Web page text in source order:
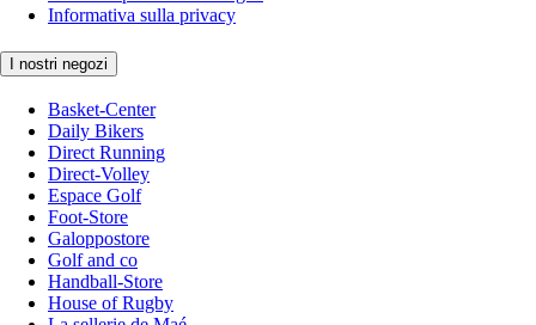
Informativa sulla privacy
I nostri negozi
Basket-Center
Daily Bikers
Direct Running
Direct-Volley
Espace Golf
Foot-Store
Galoppostore
Golf and co
Handball-Store
House of Rugby